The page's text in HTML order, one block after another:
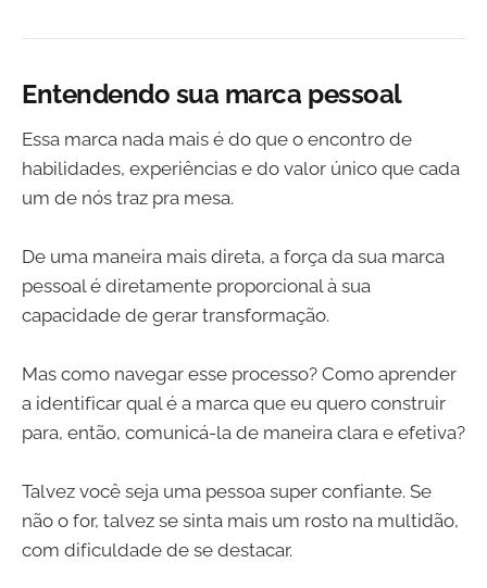
Entendendo sua marca pessoal
Essa marca nada mais é do que o encontro de
habilidades, experiências e do valor único que cada
um de nós traz pra mesa.
De uma maneira mais direta, a força da sua marca
pessoal é diretamente proporcional à sua
capacidade de gerar transformação.
Mas como navegar esse processo? Como aprender
a identificar qual é a marca que eu quero construir
para, então, comunicá-la de maneira clara e efetiva?
Talvez você seja uma pessoa super confiante. Se
não o for, talvez se sinta mais um rosto na multidão,
com dificuldade de se destacar.